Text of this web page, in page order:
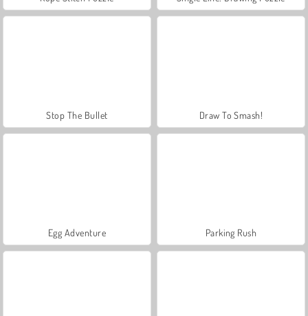
Stop The Bullet Draw To Smash!
Egg Adventure Parking Rush